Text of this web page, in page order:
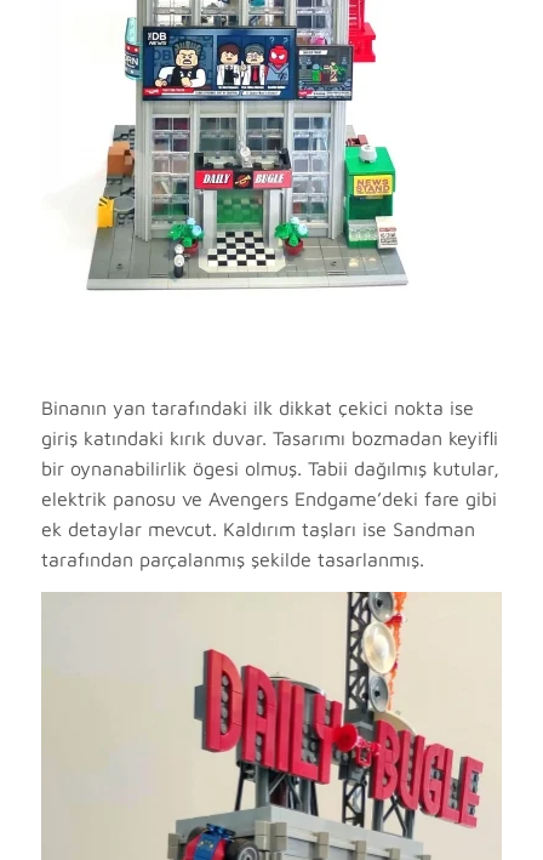
Binanın yan tarafındaki ilk dikkat çekici nokta ise
giriş katındaki kırık duvar. Tasarımı bozmadan keyifli
bir oynanabilirlik ögesi olmuş. Tabii dağılmış kutular,
elektrik panosu ve Avengers Endgame’deki fare gibi
ek detaylar mevcut. Kaldırım taşları ise Sandman
tarafından parçalanmış şekilde tasarlanmış.